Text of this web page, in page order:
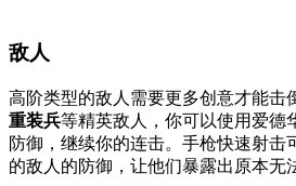
敌人
高阶类型的敌人需要更多创意才能击
重装兵等精英敌人，你可以使用爱德
防御，继续你的连击。手枪快速射击
的敌人的防御，让他们暴露出原本无